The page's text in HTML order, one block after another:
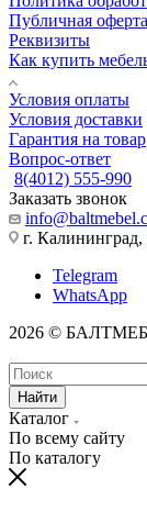
Публичная оферта
Реквизиты
Как купить
Условия оплаты
Условия доставки
Гарантия на товар
Вопрос-ответ
8(4012) 555-990
Заказать звонок
г. Калининград,
Telegram
WhatsApp
2026 ©
Найти
Каталог
По всему сайту
По каталогу